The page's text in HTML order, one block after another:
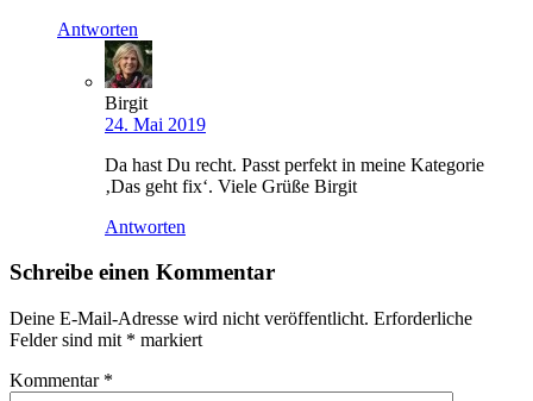
Antworten
Birgit
24. Mai 2019
Da hast Du recht. Passt perfekt in meine Kategorie
‚Das geht fix‘. Viele Grüße Birgit
Antworten
Schreibe einen Kommentar
Deine E-Mail-Adresse wird nicht veröffentlicht. Erforderliche
Felder sind mit * markiert
Kommentar *